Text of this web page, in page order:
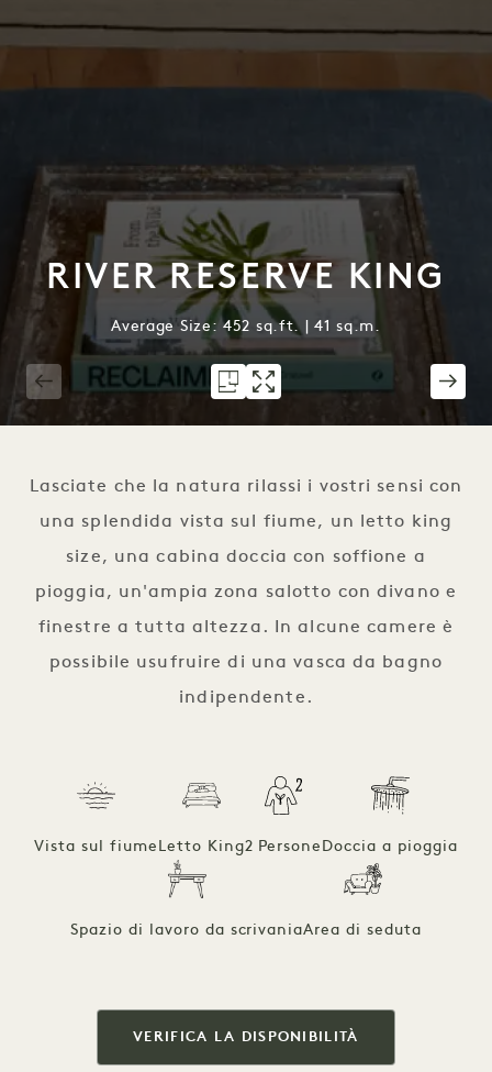
RIVER RESERVE KING
Average Size: 452 sq.ft. | 41 sq.m.
Lasciate che la natura rilassi i vostri sensi con
una splendida vista sul fiume, un letto king
size, una cabina doccia con soffione a
pioggia, un'ampia zona salotto con divano e
finestre a tutta altezza. In alcune camere è
possibile usufruire di una vasca da bagno
indipendente.
Vista sul fiume Letto King2 Persone Doccia a pioggia
Spazio di lavoro da scrivaniaArea di seduta
VERIFICA LA DISPONIBILITÀ